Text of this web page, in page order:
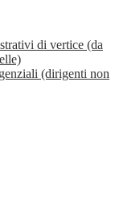
di vertice (da
(dirigenti non